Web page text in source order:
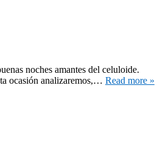
noches amantes del celuloide.
ocasión analizaremos,… Read more »